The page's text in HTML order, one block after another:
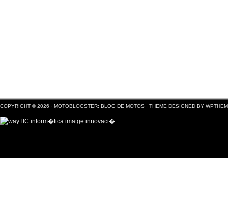
COPYRIGHT © 2026 · MOTOBLOGSTER: BLOG DE MOTOS · THEME DESIGNED BY